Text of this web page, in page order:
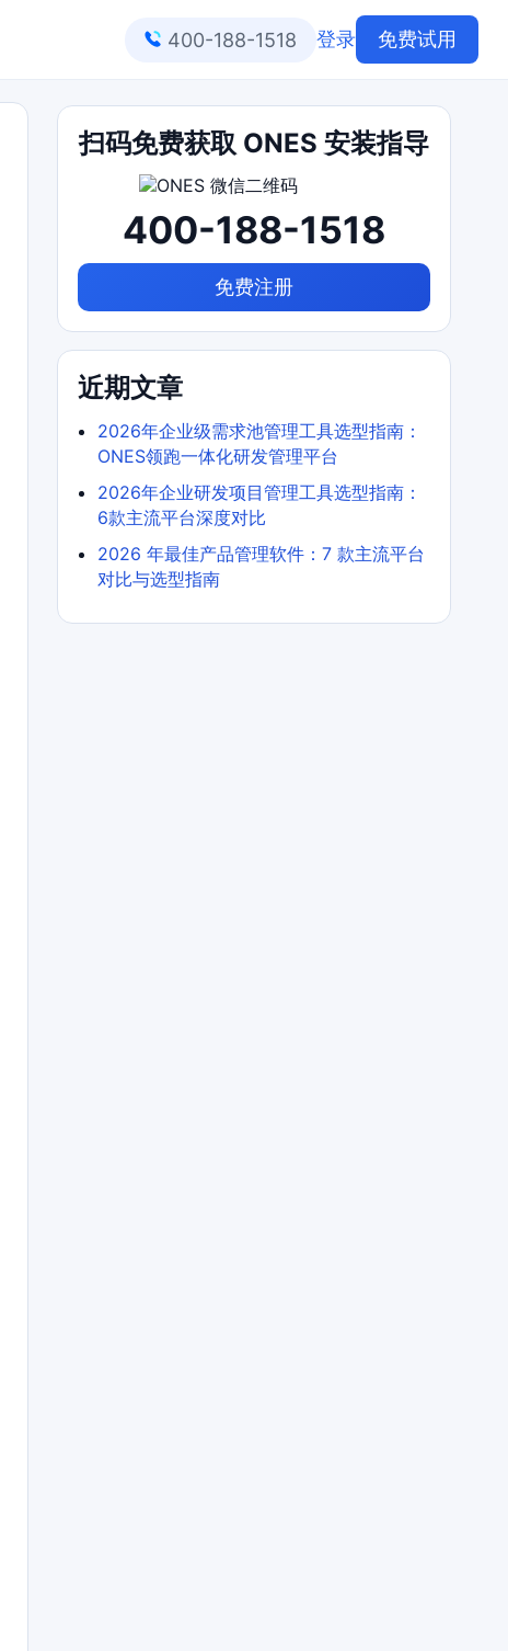
400-188-1518 登录 免费试用
扫码免费获取 ONES 安装指导
400-188-1518
免费注册
近期文章
2026年企业级需求池管理工具选型指南：
ONES领跑一体化研发管理平台
2026年企业研发项目管理工具选型指南：
6款主流平台深度对比
2026 年最佳产品管理软件：7 款主流平台
对比与选型指南